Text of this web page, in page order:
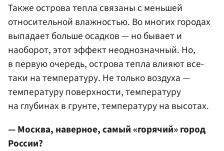
Также острова тепла связаны с меньшей
относительной влажностью. Во многих городах
выпадает больше осадков — но бывает и
наоборот, этот эффект неоднозначный. Но,
в первую очередь, острова тепла влияют все-
таки на температуру. Не только воздуха —
температуру поверхности, температуру
на глубинах в грунте, температуру на высотах.
— Москва, наверное, самый «горячий» город
России?